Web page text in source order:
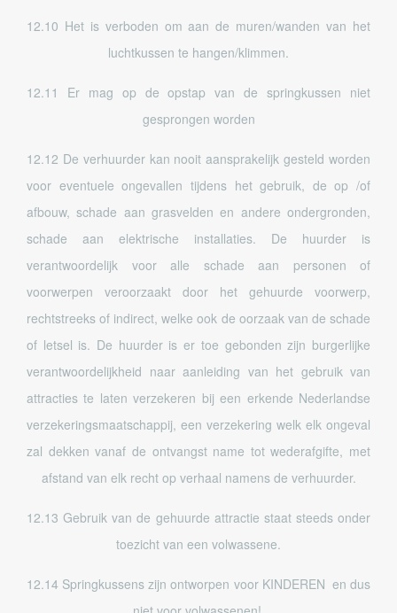
12.10 Het is verboden om aan de muren/wanden van het
luchtkussen te hangen/klimmen.
12.11 Er mag op de opstap van de springkussen niet
gesprongen worden
12.12 De verhuurder kan nooit aansprakelijk gesteld worden
voor eventuele ongevallen tijdens het gebruik, de op /of
afbouw, schade aan grasvelden en andere ondergronden,
schade aan elektrische installaties. De huurder is
verantwoordelijk voor alle schade aan personen of
voorwerpen veroorzaakt door het gehuurde voorwerp,
rechtstreeks of indirect, welke ook de oorzaak van de schade
of letsel is. De huurder is er toe gebonden zijn burgerlijke
verantwoordelijkheid naar aanleiding van het gebruik van
attracties te laten verzekeren bij een erkende Nederlandse
verzekeringsmaatschappij, een verzekering welk elk ongeval
zal dekken vanaf de ontvangst name tot wederafgifte, met
afstand van elk recht op verhaal namens de verhuurder.
12.13 Gebruik van de gehuurde attractie staat steeds onder
toezicht van een volwassene.
12.14 Springkussens zijn ontworpen voor KINDEREN en dus